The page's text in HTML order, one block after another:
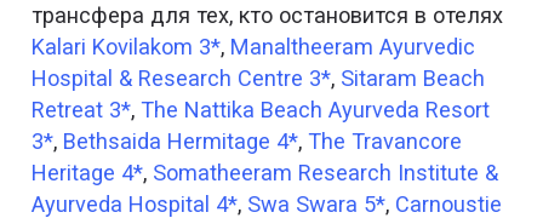
трансфера для тех, кто остановится в отелях
Kalari Kovilakom 3*, Manaltheeram Ayurvedic
Hospital & Research Centre 3*, Sitaram Beach
Retreat 3*,The Nattika Beach Ayurveda Resort
3*, Bethsaida Hermitage 4*,The Travancore
Heritage 4*, Somatheeram Research Institute &
Ayurveda Hospital 4*, Swa Swara 5*, Carnoustie